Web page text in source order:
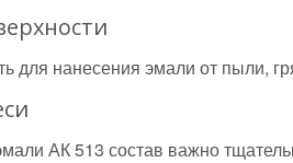
для нанесения эмали от пыли,
АК 513 состав важно